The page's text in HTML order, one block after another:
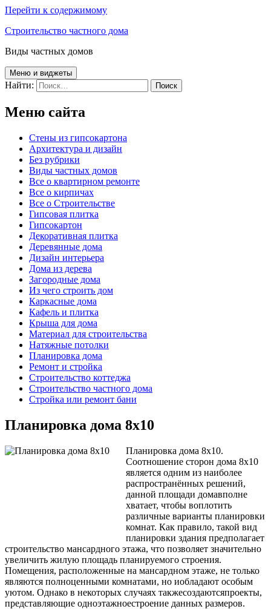
Перейти к содержимому
Строительство частного дома
Виды частных домов
Меню и виджеты
Найти:
Меню сайта
Cтены из гипсокартона
Архитектура и дизайн
Без рубрики
Виды частных домов
Все о квартирном ремонте
Все о кирпичах
Все о Строительстве
Гипсовая плитка
Гипсокартон
Декоративная плитка
Деревянные дома
Дизайн интерьера
Дома из дерева
Загородные дома
Из чего строить дом
Каркасные дома
Кафель и плитка
Крыша для дома
Материал для строительства
Натяжные потолки
Планировка дома
Ремонт и стройка
Строительство коттеджа
Строительство частного дома
Стройка или ремонт бани
Планировка дома 8х10
Планировка дома 8х10.
Соотношение сторон дома 8х10
является одним из наиболее
распространённых решений,
данной площади домавполне
хватает, чтобы воплотить
различные варианты планировки
комнат. Как правило, такой вид
планировки здания предполагает
строительство мансардного этажа, что позволяет значительно
увеличить жилую площадь планируемого строения.
Помещения, расположенные на мансардном этаже, не только
являются полноценными комнатами, но иобладают особым
уютом. Однако в некоторых случаях такжесоздаютсяпроекты,
представляющие одноэтажноестроение данных размеров.